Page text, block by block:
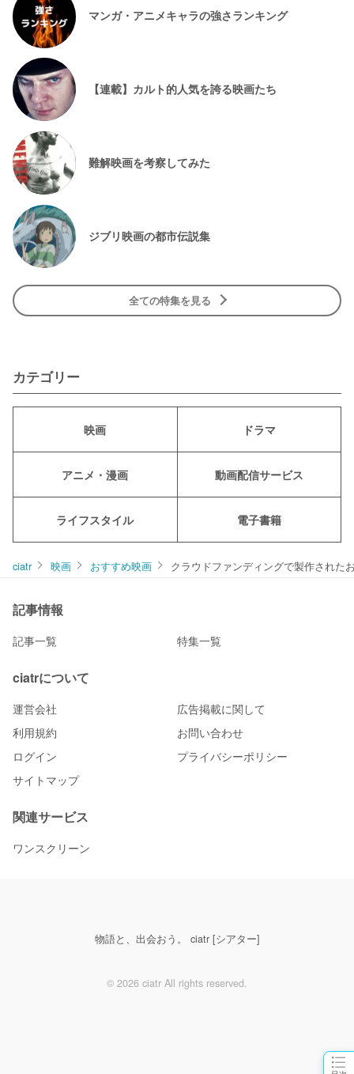
マンガ・アニメキャラの強さランキング
【連載】カルト的人気を誇る映画たち
難解映画を考察してみた
ジブリ映画の都市伝説集
全ての特集を見る
カテゴリー
映画 ドラマ
アニメ・漫画 動画配信サービス
ライフスタイル 電子書籍
ciatr 映画 おすすめ映画 クラウドファンディングで製作された
記事情報
記事一覧 特集一覧
ciatrについて
運営会社
広告掲載に関して
利用規約
お問い合わせ
ログイン
プライバシーポリシー
サイトマップ
関連サービス
ワンスクリーン
物語と、出会おう。 ciatr [シアター]
© 2026 ciatr All rights reserved.